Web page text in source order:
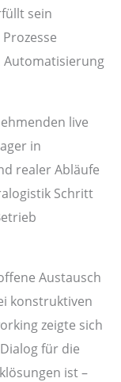
sein
live
in
realer Abläufe
Schritt
Austausch
konstruktiven
zeigte sich
für die
ist –